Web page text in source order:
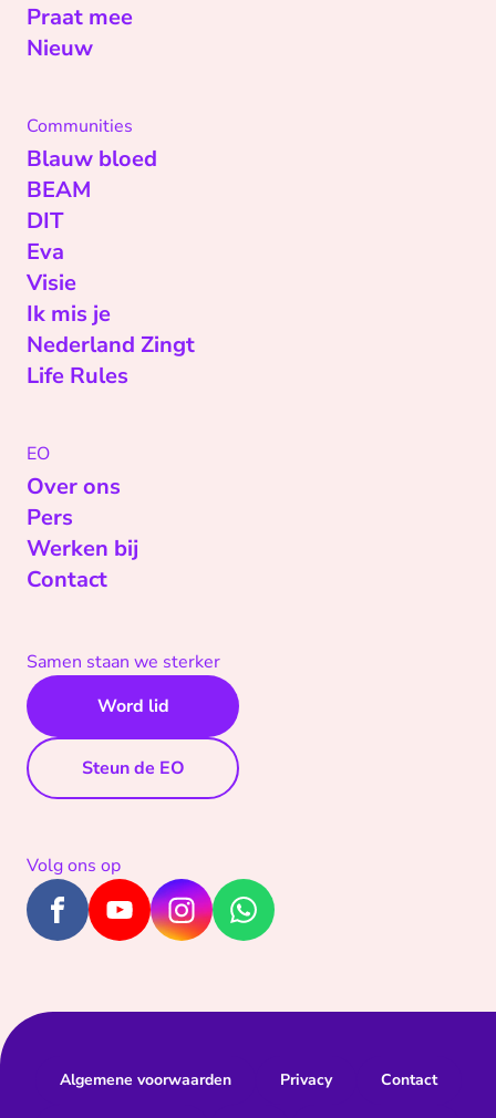
Praat mee
Nieuw
Communities
Blauw bloed
BEAM
DIT
Eva
Visie
Ik mis je
Nederland Zingt
Life Rules
EO
Over ons
Pers
Werken bij
Contact
Samen staan we sterker
Word lid
Steun de EO
Volg ons op
Algemene voorwaarden Privacy Contact